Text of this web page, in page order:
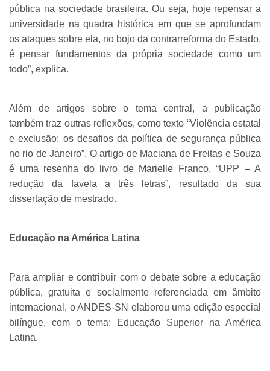
pública na sociedade brasileira. Ou seja, hoje repensar a
universidade na quadra histórica em que se aprofundam
os ataques sobre ela, no bojo da contrarreforma do Estado,
é pensar fundamentos da própria sociedade como um
todo”, explica.
Além de artigos sobre o tema central, a publicação
também traz outras reflexões, como texto “Violência estatal
e exclusão: os desafios da política de segurança pública
no rio de Janeiro”. O artigo de Maciana de Freitas e Souza
é uma resenha do livro de Marielle Franco, “UPP – A
redução da favela a três letras”, resultado da sua
dissertação de mestrado.
Educação na América Latina
Para ampliar e contribuir com o debate sobre a educação
pública, gratuita e socialmente referenciada em âmbito
internacional, o ANDES-SN elaborou uma edição especial
bilíngue, com o tema: Educação Superior na América
Latina.